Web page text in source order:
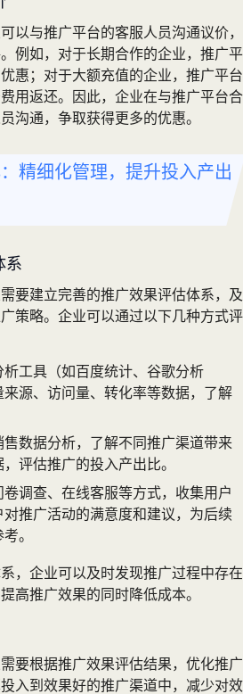
以与推广平台的客服人员沟通议价，
例如，对于长期合作的企业，推广平
惠；对于大额充值的企业，推广平台
用返还。因此，企业在与推广平台合
沟通，争取获得更多的优惠。
精细化管理，提升投入产出
系
要建立完善的推广效果评估体系，及
策略。企业可以通过以下几种方式评
析工具（如百度统计、谷歌分析
源、访问量、转化率等数据，了解
售数据分析，了解不同推广渠道带来
评估推广的投入产出比。
卷调查、在线客服等方式，收集用户
推广活动的满意度和建议，为后续
。
，企业可以及时发现推广过程中存在
高推广效果的同时降低成本。
要根据推广效果评估结果，优化推广
入到效果好的推广渠道中，减少对效